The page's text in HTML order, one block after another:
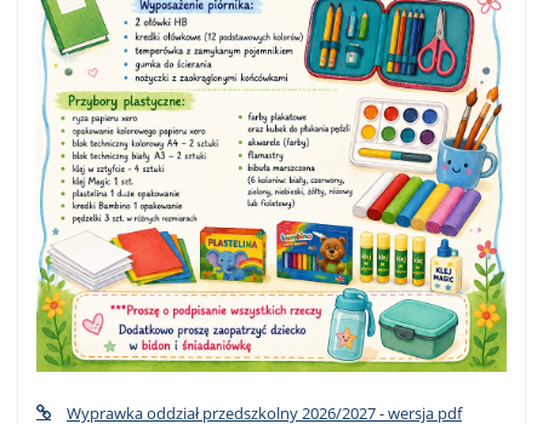
Wyprawka oddział przedszkolny 2026/2027 - wersja pdf